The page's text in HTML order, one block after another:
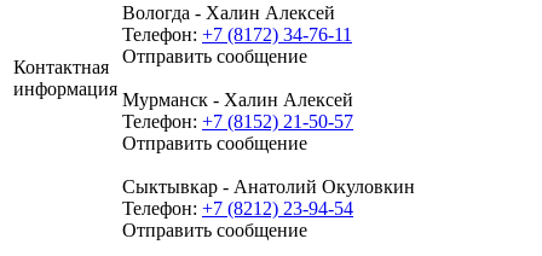
Контактная
информация
Вологда - Халин Алексей
Телефон: +7 (8172) 34-76-11
Отправить сообщение
Мурманск - Халин Алексей
Телефон: +7 (8152) 21-50-57
Отправить сообщение
Сыктывкар - Анатолий Окуловкин
Телефон: +7 (8212) 23-94-54
Отправить сообщение